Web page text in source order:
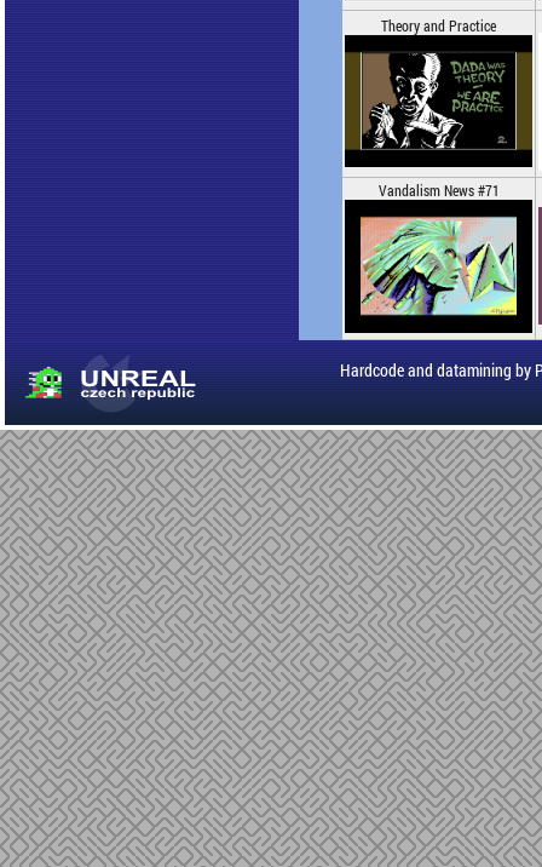
Theory and Practice
Vandalism News #71
Hardcode and datamining by